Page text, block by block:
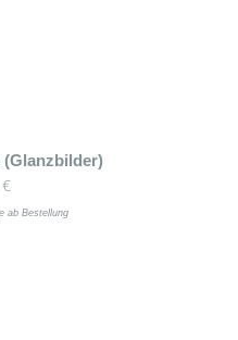
€
ab Bestellung